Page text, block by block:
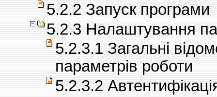
5.2.2 Запуск програми
5.2.3 Налаштування
5.2.3.1 Загальні
параметрів роботи
5.2.3.2